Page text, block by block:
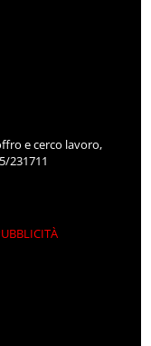
e cerco lavoro,
231711